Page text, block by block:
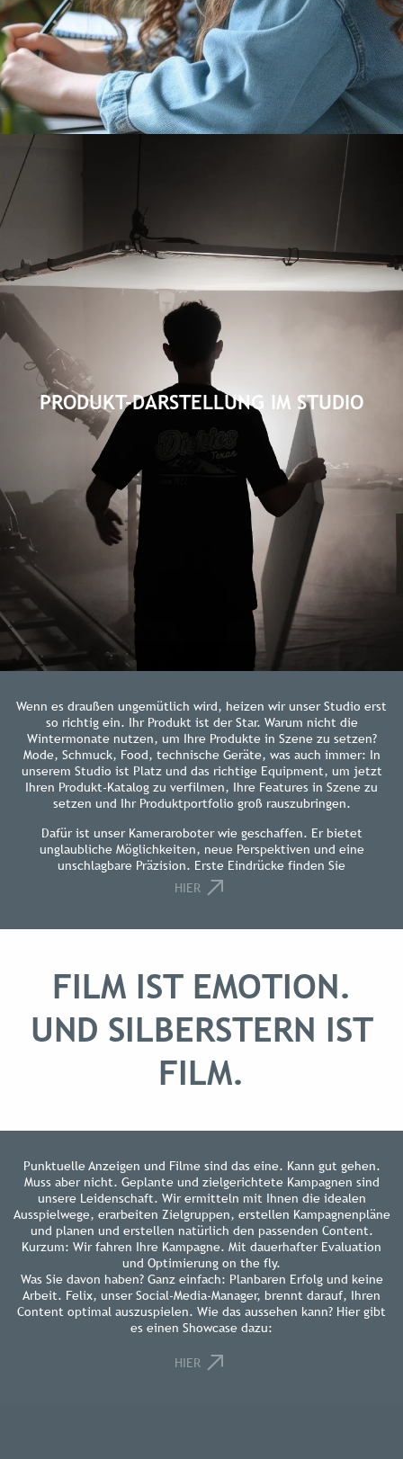
PRODUKT-DARSTELLUNG IM STUDIO
Wenn es draußen ungemütlich wird, heizen wir unser Studio erst
so richtig ein. Ihr Produkt ist der Star. Warum nicht die
Wintermonate nutzen, um Ihre Produkte in Szene zu setzen?
Mode, Schmuck, Food, technische Geräte, was auch immer: In
unserem Studio ist Platz und das richtige Equipment, um jetzt
Ihren Produkt-Katalog zu verfilmen, Ihre Features in Szene zu
setzen und Ihr Produktportfolio groß rauszubringen.
Dafür ist unser Kameraroboter wie geschaffen. Er bietet
unglaubliche Möglichkeiten, neue Perspektiven und eine
unschlagbare Präzision. Erste Eindrücke finden Sie
HIER
FILM IST EMOTION.
UND SILBERSTERN IST
FILM.
Punktuelle Anzeigen und Filme sind das eine. Kann gut gehen.
Muss aber nicht. Geplante und zielgerichtete Kampagnen sind
unsere Leidenschaft. Wir ermitteln mit Ihnen die idealen
Ausspielwege, erarbeiten Zielgruppen, erstellen Kampagnenpläne
und planen und erstellen natürlich den passenden Content.
Kurzum: Wir fahren Ihre Kampagne. Mit dauerhafter Evaluation
und Optimierung on the fly.
Was Sie davon haben? Ganz einfach: Planbaren Erfolg und keine
Arbeit. Felix, unser Social-Media-Manager, brennt darauf, Ihren
Content optimal auszuspielen. Wie das aussehen kann? Hier gibt
es einen Showcase dazu:
HIER